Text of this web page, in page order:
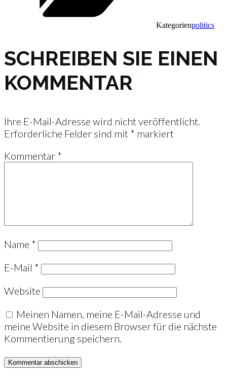
Kategorienpolitics
SCHREIBEN SIE EINEN
KOMMENTAR
Ihre E-Mail-Adresse wird nicht veröffentlicht.
Erforderliche Felder sind mit * markiert
Kommentar *
Name *
E-Mail *
Website
Meinen Namen, meine E-Mail-Adresse und
meine Website in diesem Browser für die nächste
Kommentierung speichern.